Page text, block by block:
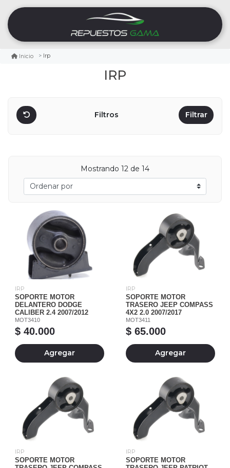
Inicio Irp
IRP
Filtros Filtrar
Mostrando 12 de 14
IRP
SOPORTE MOTOR
DELANTERO DODGE
CALIBER 2.4 2007/2012
MOT3410
$ 40.000
Agregar
IRP
SOPORTE MOTOR
TRASERO JEEP COMPASS
4X2 2.0 2007/2017
MOT3411
$ 65.000
Agregar
IRP
SOPORTE MOTOR
IRP
SOPORTE MOTOR